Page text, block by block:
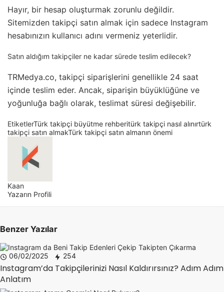
Hayır, bir hesap oluşturmak zorunlu değildir.
Sitemizden takipçi satın almak için sadece Instagram
hesabınızın kullanıcı adını vermeniz yeterlidir.
Satın aldığım takipçiler ne kadar sürede teslim edilecek?
TRMedya.co, takipçi siparişlerini genellikle 24 saat
içinde teslim eder. Ancak, siparişin büyüklüğüne ve
yoğunluğa bağlı olarak, teslimat süresi değişebilir.
EtiketlerTürk takipçi büyütme rehberitürk takipçi nasıl alınırtürk
takipçi satın almakTürk takipçi satın almanın önemi
Kaan
Yazarın Profili
Benzer Yazılar
06/02/2025 254
Instagram’da Takipçilerinizi Nasıl Kaldırırsınız? Adım Adım
Anlatım